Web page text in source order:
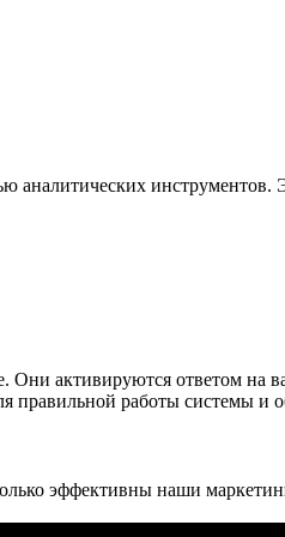
аналитических
активируются ответом на
правильной работы системы и
эффективны наши